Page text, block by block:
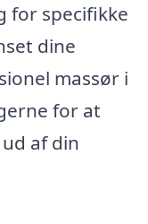
for specifikke
dine
massør i
for at
af din